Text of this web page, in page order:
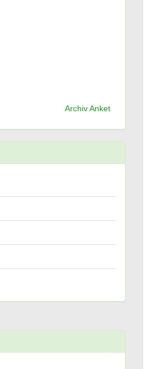
Archiv Anket